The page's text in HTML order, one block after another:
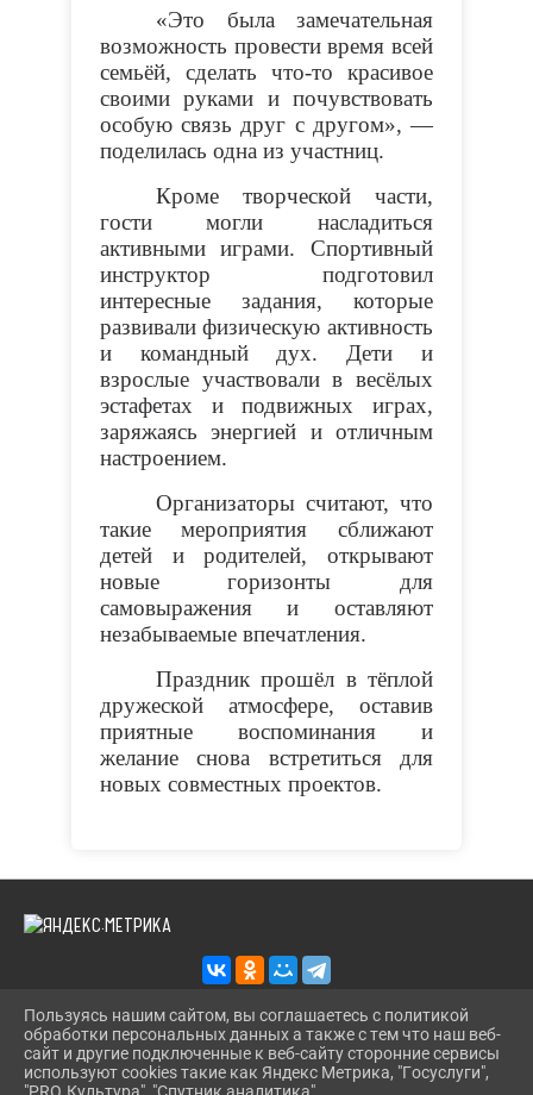
«Это была замечательная
возможность провести время всей
семьёй, сделать что-то красивое
своими руками и почувствовать
особую связь друг с другом», —
поделилась одна из участниц.
Кроме творческой части,
гости могли насладиться
активными играми. Спортивный
инструктор подготовил
интересные задания, которые
развивали физическую активность
и командный дух. Дети и
взрослые участвовали в весёлых
эстафетах и подвижных играх,
заряжаясь энергией и отличным
настроением.
Организаторы считают, что
такие мероприятия сближают
детей и родителей, открывают
новые горизонты для
самовыражения и оставляют
незабываемые впечатления.
Праздник прошёл в тёплой
дружеской атмосфере, оставив
приятные воспоминания и
желание снова встретиться для
новых совместных проектов.
2026 Г. KAZANS-DOSUG.RU
ВХОД
Пользуясь нашим сайтом, вы соглашаетесь с политикой
обработки персональных данных а также с тем что наш веб-
сайт и другие подключенные к веб-сайту сторонние сервисы
используют cookies такие как Яндекс Метрика, "Госуслуги",